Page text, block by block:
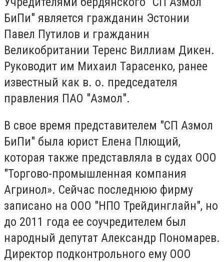
БиПи" является гражданин Эстонии
Павел Путилов и гражданин
Великобритании Теренс Виллиам Дикен.
Руководит им Михаил Тарасенко, ранее
известный как в. о. председателя
правления ПАО "Азмол".
В свое время представителем "СП Азмол
БиПи" была юрист Елена Плющий,
которая также представляла в судах ООО
"Торгово-промышленная компания
Агринол». Сейчас последнюю фирму
записано на ООО "НПО Трейдинглайн", но
до 2011 года ее соучредителем был
народный депутат Александр Пономарев.
Директор подконтрольного ему ООО